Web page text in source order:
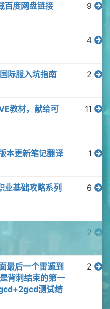
百度网盘链接 9
4
际服入坑指南 2
教材，献给可
11
本更新笔记翻译 1
基础攻略系列
6
2
最后一个雷遁到
背刺结束的第一
测试结
2